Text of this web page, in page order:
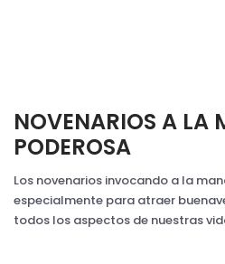
NOVENARIOS A LA
PODEROSA
Los novenarios invocando a la
especialmente para atraer
todos los aspectos de nuestras